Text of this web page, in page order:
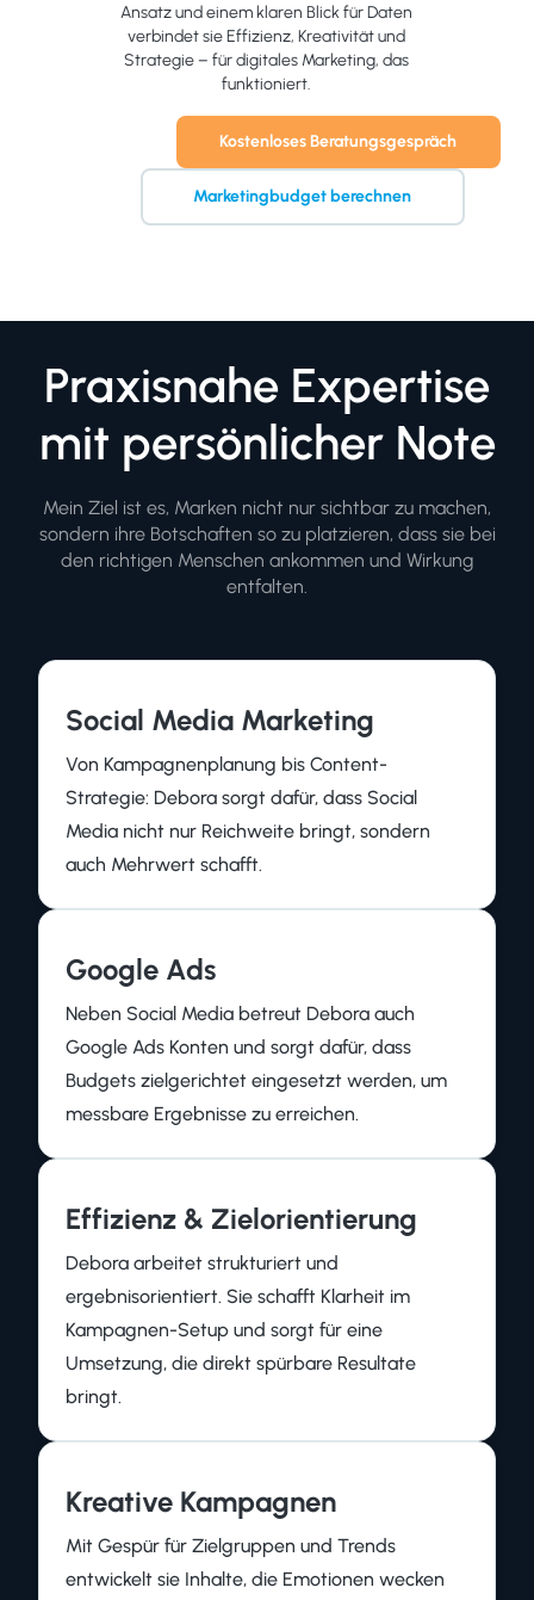
Ansatz und einem klaren Blick für Daten
verbindet sie Effizienz, Kreativität und
Strategie – für digitales Marketing, das
funktioniert.
Kostenloses Beratungsgespräch
Marketingbudget berechnen
Praxisnahe Expertise
mit persönlicher Note
Mein Ziel ist es, Marken nicht nur sichtbar zu machen,
sondern ihre Botschaften so zu platzieren, dass sie bei
den richtigen Menschen ankommen und Wirkung
entfalten.
Social Media Marketing
Von Kampagnenplanung bis Content-
Strategie: Debora sorgt dafür, dass Social
Media nicht nur Reichweite bringt, sondern
auch Mehrwert schafft.
Google Ads
Neben Social Media betreut Debora auch
Google Ads Konten und sorgt dafür, dass
Budgets zielgerichtet eingesetzt werden, um
messbare Ergebnisse zu erreichen.
Effizienz & Zielorientierung
Debora arbeitet strukturiert und
ergebnisorientiert. Sie schafft Klarheit im
Kampagnen-Setup und sorgt für eine
Umsetzung, die direkt spürbare Resultate
bringt.
Kreative Kampagnen
Mit Gespür für Zielgruppen und Trends
entwickelt sie Inhalte, die Emotionen wecken